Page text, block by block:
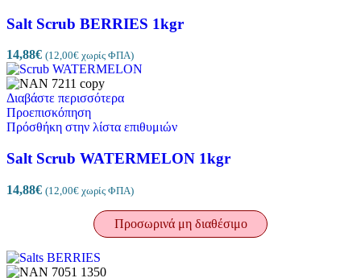
Salt Scrub BERRIES 1kgr
14,88€ (12,00€ χωρίς ΦΠΑ)
Διαβάστε περισσότερα
Προεπισκόπηση
Πρόσθήκη στην λίστα επιθυμιών
Salt Scrub WATERMELON 1kgr
14,88€ (12,00€ χωρίς ΦΠΑ)
Προσωρινά μη διαθέσιμο